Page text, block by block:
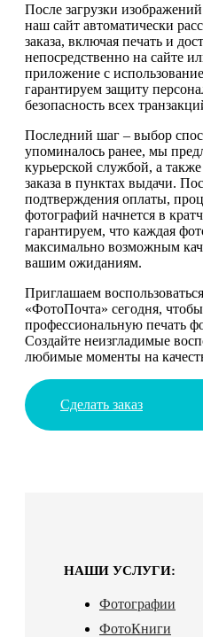
После загрузки
наш сайт автоматически
заказа, включая печать и
непосредственно на сайте
приложение с
гарантируем защиту
безопасность всех
Последний шаг – выбор
упоминалось ранее, мы
курьерской службой, а
заказа в пунктах выдачи.
подтверждения оплаты,
фотографий начнется в
гарантируем, что каждая
максимально возможным
вашим ожиданиям.
Приглашаем
«ФотоПочта» сегодня, чтобы
профессиональную печать
Создайте неизгладимые
любимые моменты на
Сделать заказ
НАШИ УСЛУГИ:
Фотографии
ФотоКниги